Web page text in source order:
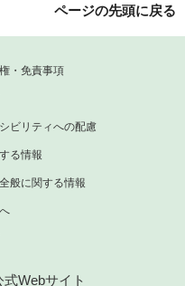
ページの先頭に戻る
・免責事項
ビリティへの配慮
る情報
般に関する情報
Webサイト